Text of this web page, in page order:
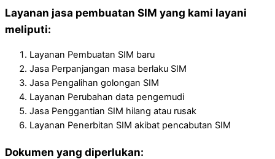
Layanan jasa pembuatan SIM yang kami layani
meliputi:
Layanan Pembuatan SIM baru
Jasa Perpanjangan masa berlaku SIM
Jasa Pengalihan golongan SIM
Layanan Perubahan data pengemudi
Jasa Penggantian SIM hilang atau rusak
Layanan Penerbitan SIM akibat pencabutan SIM
Dokumen yang diperlukan: